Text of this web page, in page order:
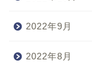
2022年9月
2022年8月